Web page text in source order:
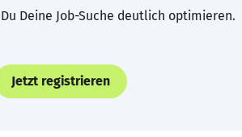
Deine Job-Suche deutlich optimieren.
Jetzt registrieren